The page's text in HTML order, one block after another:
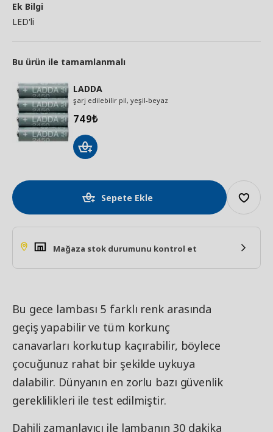
Ek Bilgi
LED'li
Bu ürün ile tamamlanmalı
LADDA
şarj edilebilir pil, yeşil-beyaz
749₺
Sepete Ekle
Mağaza stok durumunu kontrol et
Bu gece lambası 5 farklı renk arasında
geçiş yapabilir ve tüm korkunç
canavarları korkutup kaçırabilir, böylece
çocuğunuz rahat bir şekilde uykuya
dalabilir. Dünyanın en zorlu bazı güvenlik
gereklilikleri ile test edilmiştir.
Dahili zamanlayıcı ile lambanın 30 dakika